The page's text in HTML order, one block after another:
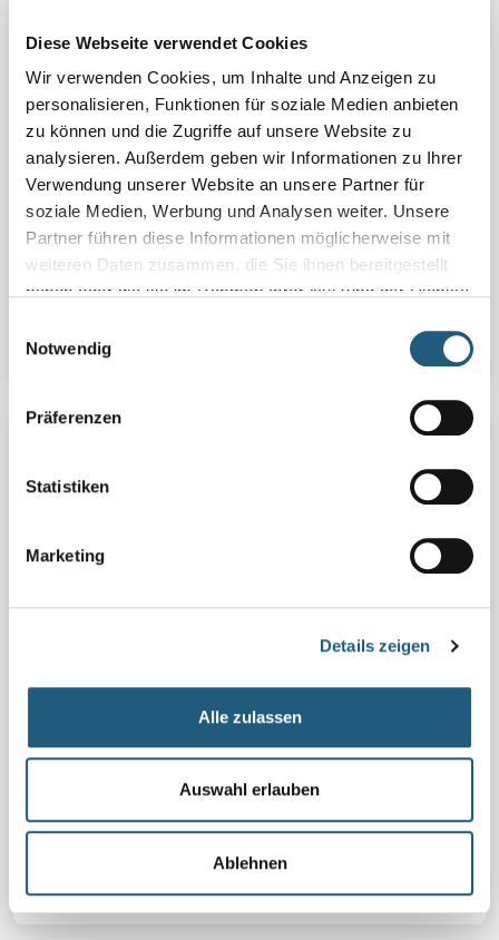
Diese Webseite verwendet Cookies
Wir verwenden Cookies, um Inhalte und Anzeigen zu
personalisieren, Funktionen für soziale Medien anbieten
zu können und die Zugriffe auf unsere Website zu
analysieren. Außerdem geben wir Informationen zu Ihrer
Verwendung unserer Website an unsere Partner für
soziale Medien, Werbung und Analysen weiter. Unsere
Partner führen diese Informationen möglicherweise mit
weiteren Daten zusammen, die Sie ihnen bereitgestellt
haben oder die sie im Rahmen Ihrer Nutzung der Dienste
Notwendig
Präferenzen
Statistiken
Marketing
Details zeigen
Alle zulassen
Auswahl erlauben
Ablehnen
14.08.2025
JUBILÄUMSAKTION "30 JAHRE STIFTUNG
NATURSCHUTZ THÜRINGEN – MIT HERZ FÜR DIE
NATUR"
Am 06. September 2025 lädt die Stiftung Naturschutz
Thüringen zur Jubiläumsaktion ins FFH-Gebiet
„Zechsteinriffe in der Orlasenke“ bei Krölpa/Ranis.
NATURPARK-OLYMPIADE BEGEISTERT SCHÜLER UND
Jubiläumsjahr unseres Naturparks fanden sich am 13.
NaturParkWelten in Leutenberg ein.